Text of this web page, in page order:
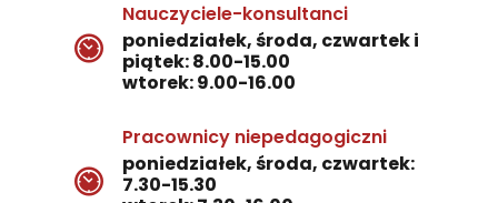
Nauczyciele-konsultanci
poniedziałek, środa, czwartek i
piątek: 8.00-15.00
wtorek: 9.00-16.00
Pracownicy niepedagogiczni
poniedziałek, środa, czwartek:
7.30-15.30